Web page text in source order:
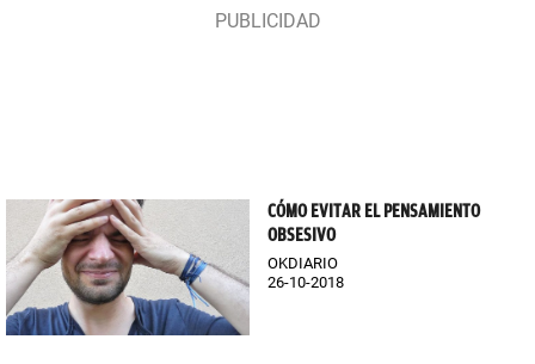
CÓMO EVITAR EL PENSAMIENTO
OBSESIVO
OKDIARIO
26-10-2018